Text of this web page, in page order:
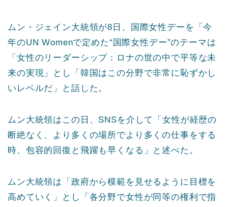
ムン・ジェイン大統領が8日、国際女性デーを「今
年のUN Womenで定めた“国際女性デー”のテーマは
「女性のリーダーシップ：ロナの世の中で平等な未
来の実現」とし「韓国はこの分野で非常に恥ずかし
いレベルだ」と話した。
ムン大統領はこの日、SNSを介して「女性が経歴の
断絶なく、より多くの場所でより多くの仕事をする
時、包容的回復と飛躍も早くなる」と述べた。
ムン大統領は「政府から模範を見せるように目標を
高めていく」とし「各分野で女性が同等の権利で指